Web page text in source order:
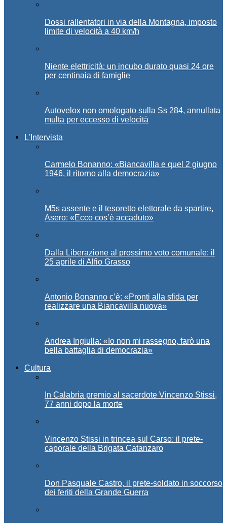
Dossi rallentatori in via della Montagna, imposto
limite di velocità a 40 km/h
Niente elettricità: un incubo durato quasi 24 ore
per centinaia di famiglie
Autovelox non omologato sulla Ss 284, annullata
multa per eccesso di velocità
L’Intervista
Carmelo Bonanno: «Biancavilla e quel 2 giugno
1946, il ritorno alla democrazia»
M5s assente e il tesoretto elettorale da spartire,
Asero: «Ecco cos’è accaduto»
Dalla Liberazione al prossimo voto comunale: il
25 aprile di Alfio Grasso
Antonio Bonanno c’è: «Pronti alla sfida per
realizzare una Biancavilla nuova»
Andrea Ingiulla: «Io non mi rassegno, farò una
bella battaglia di democrazia»
Cultura
In Calabria premio al sacerdote Vincenzo Stissi,
77 anni dopo la morte
Vincenzo Stissi in trincea sul Carso: il prete-
caporale della Brigata Catanzaro
Don Pasquale Castro, il prete-soldato in soccorso
dei feriti della Grande Guerra